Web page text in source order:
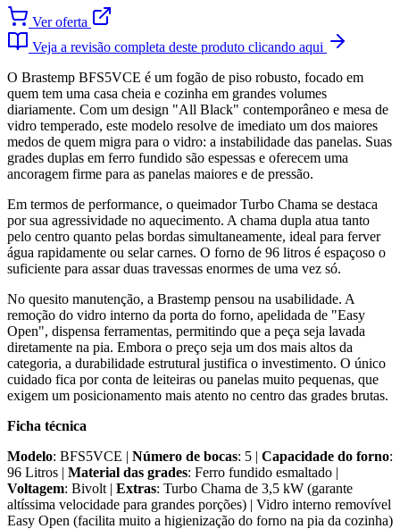
Ver oferta
Veja a revisão completa deste produto clicando aqui
O Brastemp BFS5VCE é um fogão de piso robusto, focado em
quem tem uma casa cheia e cozinha em grandes volumes
diariamente. Com um design "All Black" contemporâneo e mesa de
vidro temperado, este modelo resolve de imediato um dos maiores
medos de quem migra para o vidro: a instabilidade das panelas. Suas
grades duplas em ferro fundido são espessas e oferecem uma
ancoragem firme para as panelas maiores e de pressão.
Em termos de performance, o queimador Turbo Chama se destaca
por sua agressividade no aquecimento. A chama dupla atua tanto
pelo centro quanto pelas bordas simultaneamente, ideal para ferver
água rapidamente ou selar carnes. O forno de 96 litros é espaçoso o
suficiente para assar duas travessas enormes de uma vez só.
No quesito manutenção, a Brastemp pensou na usabilidade. A
remoção do vidro interno da porta do forno, apelidada de "Easy
Open", dispensa ferramentas, permitindo que a peça seja lavada
diretamente na pia. Embora o preço seja um dos mais altos da
categoria, a durabilidade estrutural justifica o investimento. O único
cuidado fica por conta de leiteiras ou panelas muito pequenas, que
exigem um posicionamento mais atento no centro das grades brutas.
Ficha técnica
Modelo: BFS5VCE | Número de bocas: 5 | Capacidade do forno:
96 Litros | Material das grades: Ferro fundido esmaltado |
Voltagem: Bivolt | Extras: Turbo Chama de 3,5 kW (garante
altíssima velocidade para grandes porções) | Vidro interno removível
Easy Open (facilita muito a higienização do forno na pia da cozinha)